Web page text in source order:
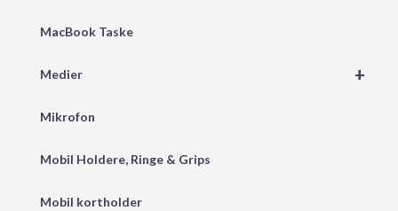
MacBook Taske
+
Medier
Mikrofon
Mobil Holdere, Ringe & Grips
Mobil kortholder